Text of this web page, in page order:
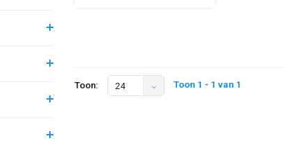
Toon: 24 Toon 1 - 1 van 1